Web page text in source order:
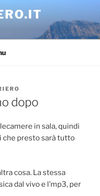
dopo
in sala, quindi
che presto sarà tutto
cosa. La stessa
dal vivo e l’mp3, per